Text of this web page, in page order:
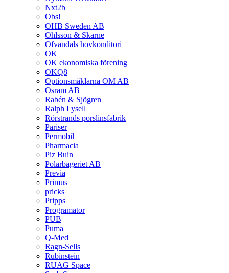
Nxt2b
Obs!
OHB Sweden AB
Ohlsson & Skarne
Ofvandals hovkonditori
OK
OK ekonomiska förening
OKQ8
Optionsmäklarna OM AB
Osram AB
Rabén & Sjögren
Ralph Lysell
Rörstrands porslinsfabrik
Pariser
Permobil
Pharmacia
Piz Buin
Polarbageriet AB
Previa
Primus
pricks
Pripps
Programator
PUB
Puma
Q‑Med
Ragn-Sells
Rubinstein
RUAG Space